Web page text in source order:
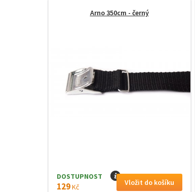
Arno 350cm - černý
DOSTUPNOST I
129Kč